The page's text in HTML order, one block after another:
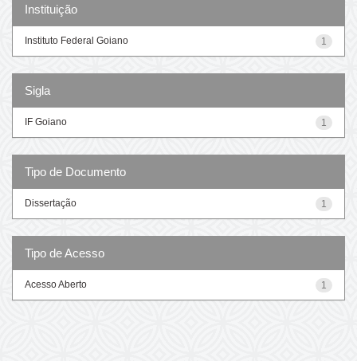
Instituição
1
Instituto Federal Goiano
Sigla
1
IF Goiano
Tipo de Documento
1
Dissertação
Tipo de Acesso
1
Acesso Aberto